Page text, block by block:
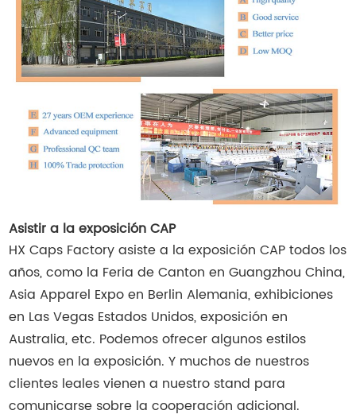
Asistir a la exposición CAP
HX Caps Factory asiste a la exposición CAP todos los
años, como la Feria de Canton en Guangzhou China,
Asia Apparel Expo en Berlin Alemania, exhibiciones
en Las Vegas Estados Unidos, exposición en
Australia, etc. Podemos ofrecer algunos estilos
nuevos en la exposición. Y muchos de nuestros
clientes leales vienen a nuestro stand para
comunicarse sobre la cooperación adicional.